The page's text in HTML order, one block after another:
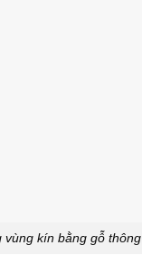
vùng kín bằng gỗ thông